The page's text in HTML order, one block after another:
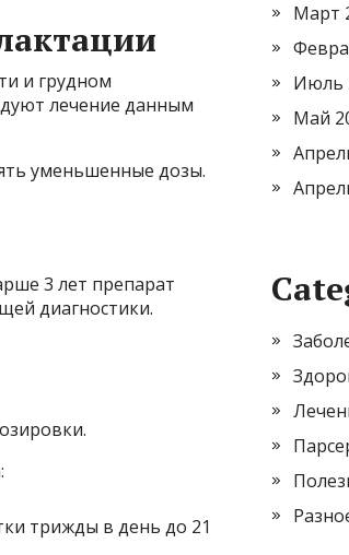
и грудном
лечение данным
уменьшенные дозы.
3 лет препарат
диагностики.
трижды в день до 21
Март
Июль
Май